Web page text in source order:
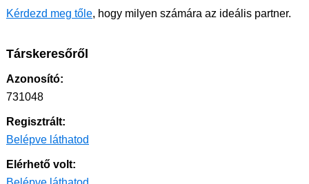
Kérdezd meg tőle, hogy milyen számára az ideális partner.
Társkeresőről
Azonosító:
731048
Regisztrált:
Belépve láthatod
Elérhető volt: